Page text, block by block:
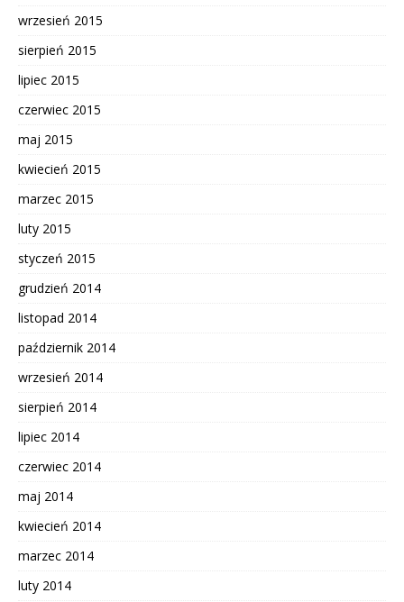
wrzesień 2015
sierpień 2015
lipiec 2015
czerwiec 2015
maj 2015
kwiecień 2015
marzec 2015
luty 2015
styczeń 2015
grudzień 2014
listopad 2014
październik 2014
wrzesień 2014
sierpień 2014
lipiec 2014
czerwiec 2014
maj 2014
kwiecień 2014
marzec 2014
luty 2014